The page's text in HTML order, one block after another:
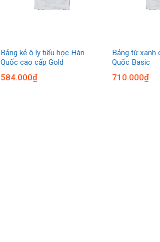
Bảng kẻ ô ly tiểu học Hàn
Quốc cao cấp Gold
584.000₫
Bảng từ xanh
Quốc Basic
710.000₫